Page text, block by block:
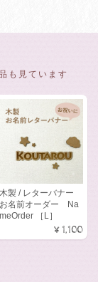
も見ています
木製 / レターバナー
お名前オーダー Na
meOrder ［L］
¥1,100